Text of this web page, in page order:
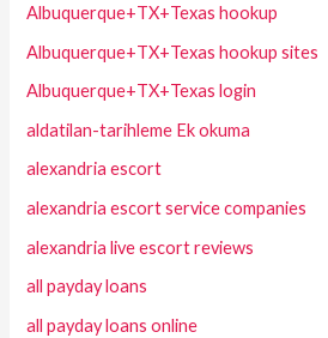
Albuquerque+TX+Texas hookup
Albuquerque+TX+Texas hookup sites
Albuquerque+TX+Texas login
aldatilan-tarihleme Ek okuma
alexandria escort
alexandria escort service companies
alexandria live escort reviews
all payday loans
all payday loans online